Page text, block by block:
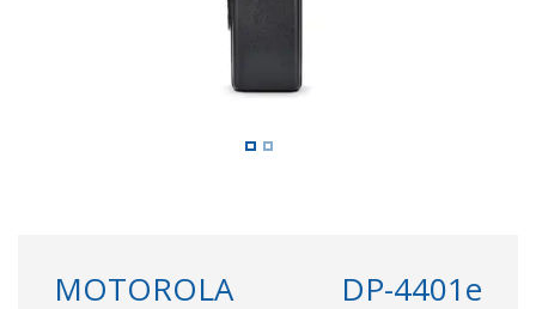
MOTOROLA DP-4401e